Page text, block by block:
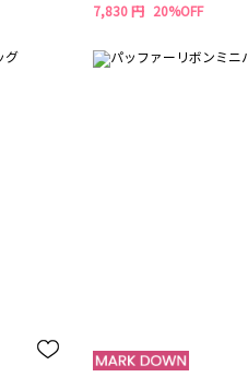
7,830 円 20%OFF